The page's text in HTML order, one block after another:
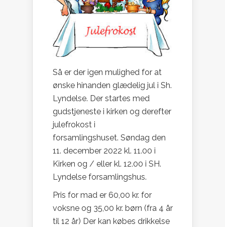
Så er der igen mulighed for at
ønske hinanden glædelig jul i Sh.
Lyndelse. Der startes med
gudstjeneste i kirken og derefter
julefrokost i
forsamlingshuset. Søndag den
11. december 2022 kl. 11.00 i
Kirken og / eller kl. 12.00 i SH.
Lyndelse forsamlingshus.
Pris for mad er 60,00 kr. for
voksne og 35,00 kr. børn (fra 4 år
til 12 år) Der kan købes drikkelse